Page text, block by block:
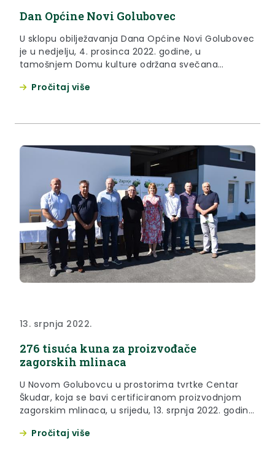
Dan Općine Novi Golubovec
U sklopu obilježavanja Dana Općine Novi Golubovec
je u nedjelju, 4. prosinca 2022. godine, u
tamošnjem Domu kulture održana svečana
Pročitaj više
13. srpnja 2022.
276 tisuća kuna za proizvođače
zagorskih mlinaca
U Novom Golubovcu u prostorima tvrtke Centar
Škudar, koja se bavi certificiranom proizvodnjom
zagorskim mlinaca, u srijedu, 13. srpnja 2022. godine
ostvarili pravo na županijsku potporu za proizvodnju
Pročitaj više